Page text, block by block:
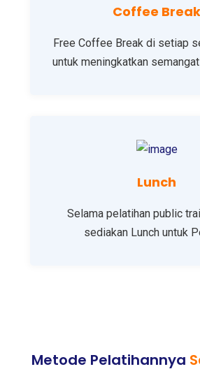
Coffee Break
Free Coffee Break di setiap
untuk meningkatkan
Lunch
Selama pelatihan public
sediakan Lunch untuk
Metode Pelatihannya